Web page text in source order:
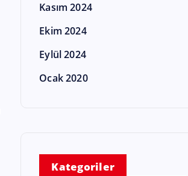
Kasım 2024
Ekim 2024
Eylül 2024
Ocak 2020
Kategoriler